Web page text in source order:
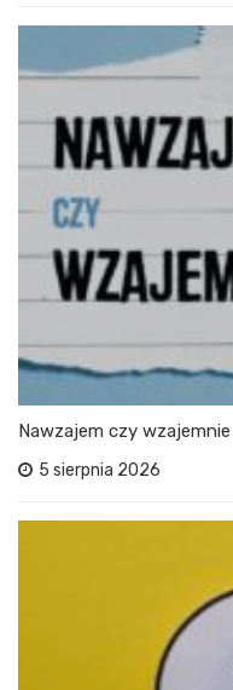
Nawzajem czy
5 sierpnia 2026